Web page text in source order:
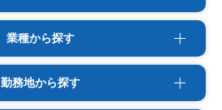
業種から探す
勤務地から探す